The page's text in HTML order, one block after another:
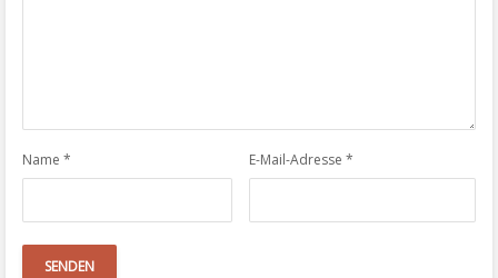
Name * E-Mail-Adresse *